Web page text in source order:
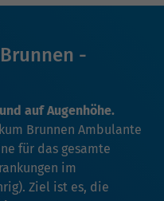
-
auf Augenhöhe.
Brunnen Ambulante
für das gesamte
im
Ziel ist es, die